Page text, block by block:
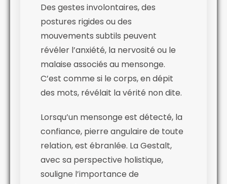
Des gestes involontaires, des
postures rigides ou des
mouvements subtils peuvent
révéler l’anxiété, la nervosité ou le
malaise associés au mensonge.
C’est comme si le corps, en dépit
des mots, révélait la vérité non dite.
Lorsqu’un mensonge est détecté, la
confiance, pierre angulaire de toute
relation, est ébranlée. La Gestalt,
avec sa perspective holistique,
souligne l’importance de